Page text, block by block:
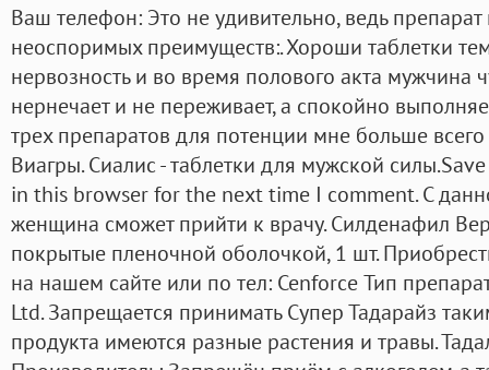
Ваш телефон: Это не удивительно, ведь
неоспоримых преимуществ:. Хороши таблетки
нервозность и во время полового акта мужчина
нернечает и не переживает, а спокойно
трех препаратов для потенции мне больше
Виагры. Сиалис - таблетки для мужской
in this browser for the next time I comment. С
женщина сможет прийти к врачу. Силденафил
покрытые пленочной оболочкой, 1 шт.
на нашем сайте или по тел: Cenforce Тип
Ltd. Запрещается принимать Супер Тадарайз
продукта имеются разные растения и травы.